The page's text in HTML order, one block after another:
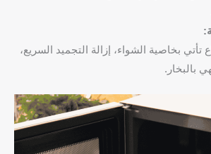
تأتي بخاصية الشواء، إزالة التجميد السريع،
بالبخار.